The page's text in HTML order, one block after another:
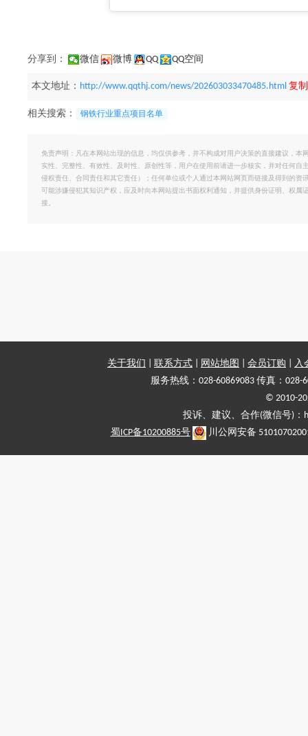
分享到： 微信 微博 QQ QQ空间
本文地址： http://www.qqthj.com/news/202603033470485.html 复
相关搜索： 钢铁行业重点项目名单
免责声明：凡在本网站出现的信息，均仅供参考，并不构成对用户决策的直接建议，
实性、完整性、有效性、及时性、原创性等，用户在使用前请进一步核实，并对任何
侵权责任、合同责任和其它责任）；任何单位或个人通过本网站网页而链接及得到的
可能涉嫌侵犯其知识产权，应及时向本网站提出书面权利通知，并提供身份证明、权
接。
关于我们 联系方式 网站地图 会员订购
入
服务热线：028-60869083 传真：028-
© 2010-
投诉、建议、合作(微信号)
蜀ICP备10200885号
川公网安备